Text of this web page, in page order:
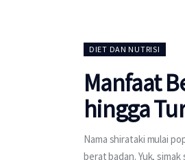
DIET DAN NUTRISI
Manfaat
hingga
Nama shirataki mulai
berat badan. Yuk,